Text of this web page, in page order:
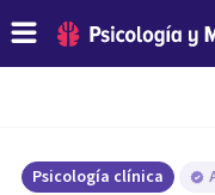
Psicología clínica